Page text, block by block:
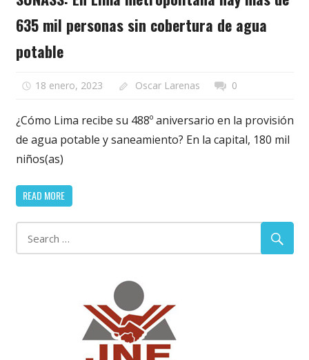
635 mil personas sin cobertura de agua
potable
18 enero, 2023 Oscar Larenas 0
¿Cómo Lima recibe su 488º aniversario en la provisión
de agua potable y saneamiento? En la capital, 180 mil
niños(as)
READ MORE